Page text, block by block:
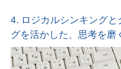
4. ロジカルシンキング
グを活かした、思考を磨